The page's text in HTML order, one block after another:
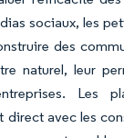
sociaux, les
des
naturel, leur
Les
direct avec les